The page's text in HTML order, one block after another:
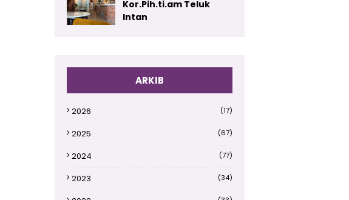
Kor.Pih.ti.am Teluk
Intan
ARKIB
2026 (17)
2025 (67)
2024 (77)
2023 (34)